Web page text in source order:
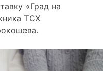
«Град на
ТСХ